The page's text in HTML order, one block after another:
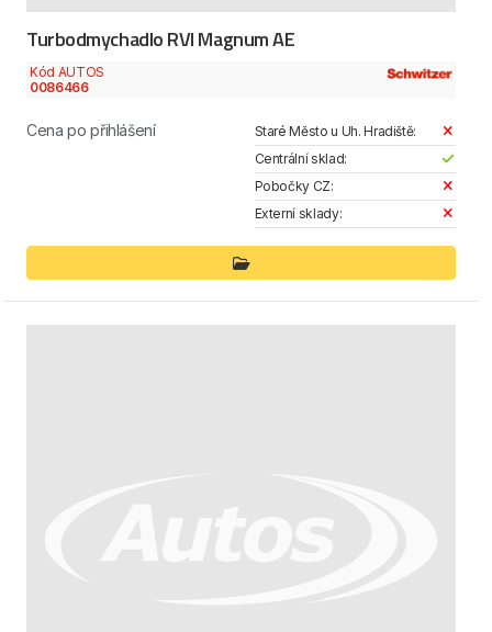
Turbodmychadlo RVI Magnum AE
Kód AUTOS
0086466
Cena po přihlášení
Staré Město u Uh. Hradiště:
Centrální sklad:
Pobočky CZ:
Externí sklady: